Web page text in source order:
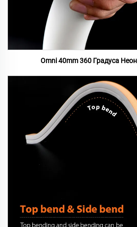
Omni 40mm 360 Градуса